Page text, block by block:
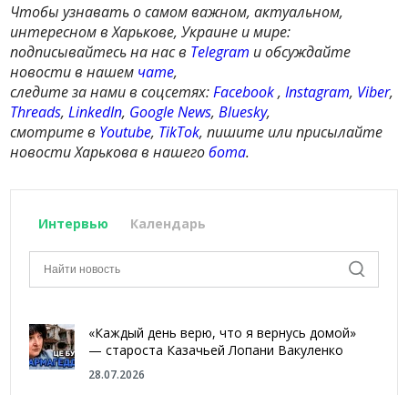
Чтобы узнавать о самом важном, актуальном,
интересном в Харькове, Украине и мире:
подписывайтесь на нас в Telegram и обсуждайте
новости в нашем чате,
следите за нами в соцсетях:Facebook,Instagram, Viber,
Threads,LinkedIn, Google News,Bluesky,
смотрите в Youtube, TikTok, пишите или присылайте
новости Харькова в нашегобота.
Интервью Календарь
«Каждый день верю, что я вернусь домой»
— староста Казачьей Лопани Вакуленко
28.07.2026